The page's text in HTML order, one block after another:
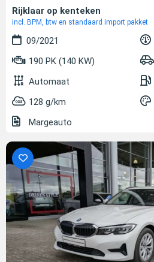
Rijklaar op kenteken
incl. BPM, btw en standaard import pakket
09/2021
190 PK (140 KW)
Automaat
128 g/km
Margeauto